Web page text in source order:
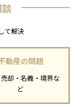
て解決
動産の問題
却・名義・境界な
ど